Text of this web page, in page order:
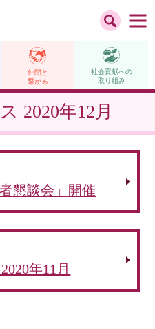
仲間と
繋がる
社会貢献への
取り組み
2020年12月
懇談会」開催
年11月